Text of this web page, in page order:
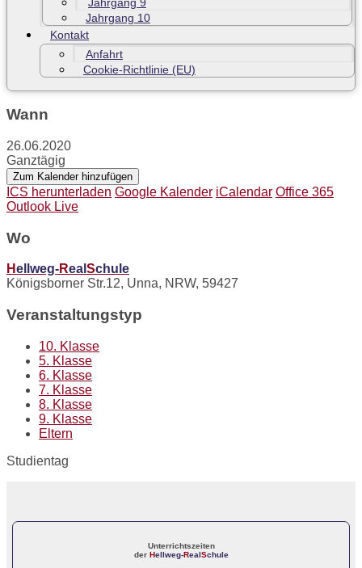
Jahrgang 10
Kontakt
Anfahrt
Cookie-Richtlinie (EU)
Wann
26.06.2020
Ganztägig
Zum Kalender hinzufügen
ICS herunterladen Google Kalender iCalendar Office 365
Outlook Live
Wo
Hellweg-Real Schule
Königsborner Str.12, Unna, NRW, 59427
Veranstaltungstyp
10. Klasse
5. Klasse
6. Klasse
7. Klasse
8. Klasse
9. Klasse
Eltern
Studientag
Unterrichtszeiten
der Hellweg-RealSchule